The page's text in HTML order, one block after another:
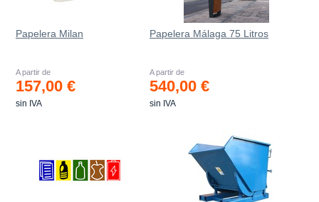
Papelera Milan
A partir de
157,00 €
sin IVA
Papelera Málaga 75 Litros
A partir de
540,00 €
sin IVA